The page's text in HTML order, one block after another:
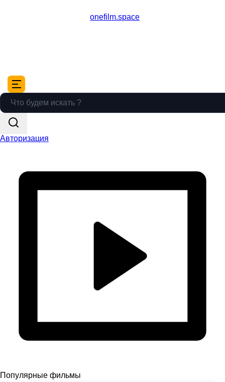
onefilm.space
Авторизация
Популярные фильмы